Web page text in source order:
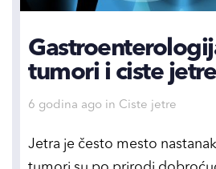
tumori i ciste jetre
6 godina ago in
Tags Ciste jetre
Jetra je često mesto